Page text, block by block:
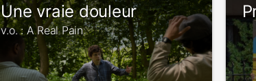
Une vraie douleur
v.o. : A Real Pain